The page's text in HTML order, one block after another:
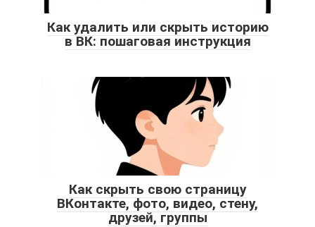
Как удалить или скрыть историю
в ВК: пошаговая инструкция
Как скрыть свою страницу
ВКонтакте, фото, видео, стену,
друзей, группы